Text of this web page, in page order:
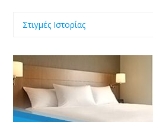
Στιγμές Ιστορίας